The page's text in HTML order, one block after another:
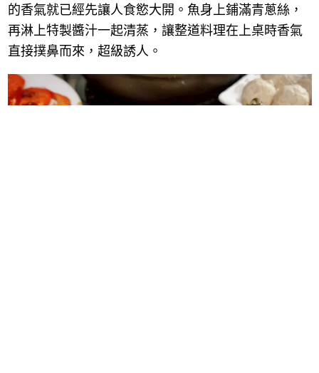
的香氣就已經先讓人食慾大開。魚身上鋪滿青蔥絲，
再淋上特製醬汁一起清蒸，讓整道料理在上桌時香氣
直接撲鼻而來，超級誘人。